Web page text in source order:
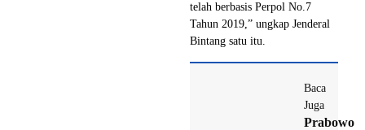
telah berbasis Perpol No.7
Tahun 2019,” ungkap Jenderal
Bintang satu itu.
Baca
Juga
Prabowo